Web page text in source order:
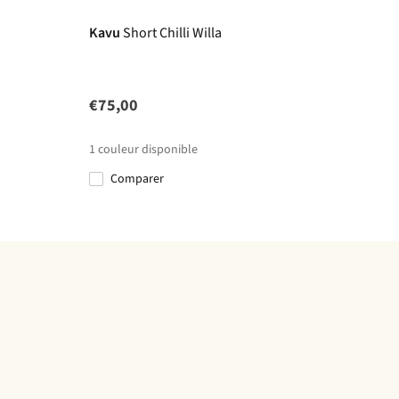
KavuShort Chilli Willa
€75,00
1 couleur disponible
Comparer